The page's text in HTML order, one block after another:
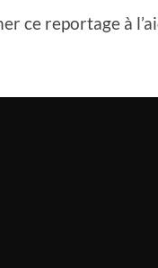
ce reportage à